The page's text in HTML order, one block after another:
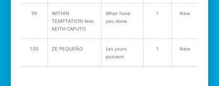
99
WITHIN
TEMPTATION feat.
KEITH CAPUTO
What have
you done
1 New
100 ZE PEQUEÑO
Les jours
passent
1 New